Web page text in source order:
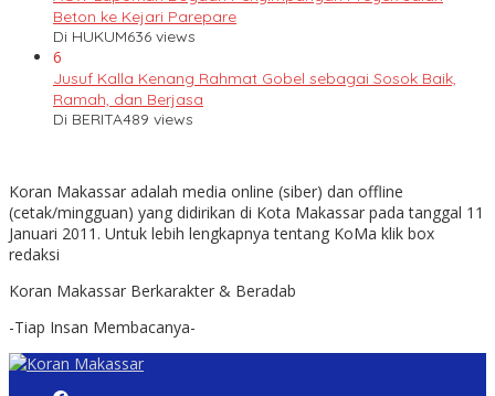
Beton ke Kejari Parepare
Di HUKUM636 views
6
Jusuf Kalla Kenang Rahmat Gobel sebagai Sosok Baik,
Ramah, dan Berjasa
Di BERITA489 views
Koran Makassar adalah media online (siber) dan offline
(cetak/mingguan) yang didirikan di Kota Makassar pada tanggal 11
Januari 2011. Untuk lebih lengkapnya tentang KoMa klik box
redaksi
Koran Makassar Berkarakter & Beradab
-Tiap Insan Membacanya-